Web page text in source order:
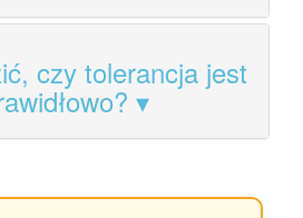
czy tolerancja jest